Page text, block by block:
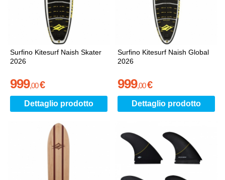
Surfino Kitesurf Naish Skater
2026
999,00€
Dettaglio prodotto
Surfino Kitesurf Naish Global
2026
999,00€
Dettaglio prodotto